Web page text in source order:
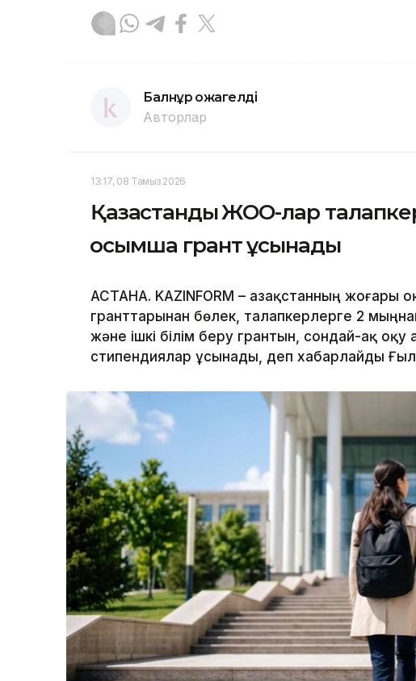
Балнұр Қожагелді
Авторлар
13:17, 08 Тамыз 2026
Қазақстандық ЖОО-лар
қосымша грант ұсынады
АСТАНА. KAZINFORM – Қазақстанның жоғары
гранттарынан бөлек, талапкерлерге 2
және ішкі білім беру грантын, сондай-ақ
стипендиялар ұсынады, деп хабарлайды